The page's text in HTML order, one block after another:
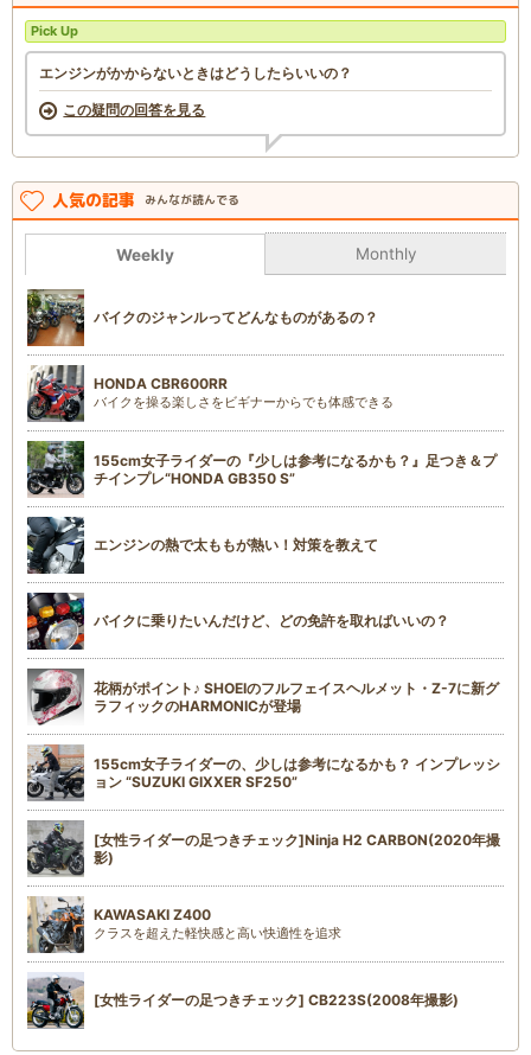
Pick Up
エンジンがかからないときはどうしたらいいの？
この疑問の回答を見る
人気の記事 みんなが読んでる
Weekly Monthly
バイクのジャンルってどんなものがあるの？
HONDA CBR600RR
バイクを操る楽しさをビギナーからでも体感できる
155cm女子ライダーの『少しは参考になるかも？』足つき＆プ
チインプレ“HONDA GB350 S”
エンジンの熱で太ももが熱い！対策を教えて
バイクに乗りたいんだけど、どの免許を取ればいいの？
花柄がポイント♪ SHOEIのフルフェイスヘルメット・Z-7に新グ
ラフィックのHARMONICが登場
155cm女子ライダーの、少しは参考になるかも？ インプレッシ
ョン “SUZUKI GIXXER SF250”
[女性ライダーの足つきチェック]Ninja H2 CARBON(2020年撮
影)
KAWASAKI Z400
クラスを超えた軽快感と高い快適性を追求
[女性ライダーの足つきチェック] CB223S(2008年撮影)